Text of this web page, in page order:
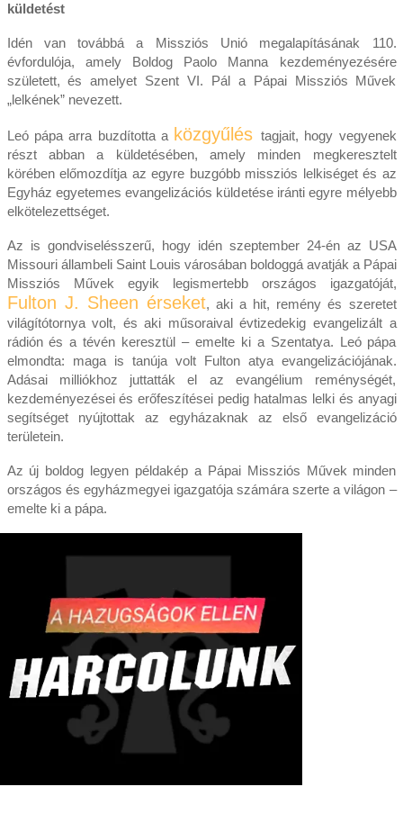
küldetést
Idén van továbbá a Missziós Unió megalapításának 110.
évfordulója, amely Boldog Paolo Manna kezdeményezésére
született, és amelyet Szent VI. Pál a Pápai Missziós Művek
„lelkének” nevezett.
Leó pápa arra buzdította a közgyűlés tagjait, hogy vegyenek
részt abban a küldetésében, amely minden megkeresztelt
körében előmozdítja az egyre buzgóbb missziós lelkiséget és az
Egyház egyetemes evangelizációs küldetése iránti egyre mélyebb
elkötelezettséget.
Az is gondviselésszerű, hogy idén szeptember 24-én az USA
Missouri állambeli Saint Louis városában boldoggá avatják a Pápai
Missziós Művek egyik legismertebb országos igazgatóját,
Fulton J. Sheen érseket, aki a hit, remény és szeretet
világítótornya volt, és aki műsoraival évtizedekig evangelizált a
rádión és a tévén keresztül – emelte ki a Szentatya. Leó pápa
elmondta: maga is tanúja volt Fulton atya evangelizációjának.
Adásai milliókhoz juttatták el az evangélium reménységét,
kezdeményezései és erőfeszítései pedig hatalmas lelki és anyagi
segítséget nyújtottak az egyházaknak az első evangelizáció
területein.
Az új boldog legyen példakép a Pápai Missziós Művek minden
országos és egyházmegyei igazgatója számára szerte a világon –
emelte ki a pápa.